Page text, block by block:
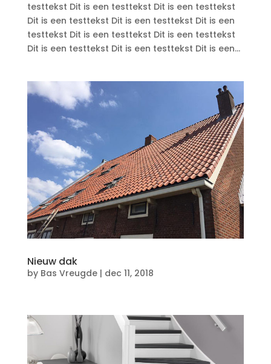
testtekst Dit is een testtekst Dit is een testtekst
Dit is een testtekst Dit is een testtekst Dit is een
testtekst Dit is een testtekst Dit is een testtekst
Dit is een testtekst Dit is een testtekst Dit is een...
Nieuw dak
by Bas Vreugde| dec 11, 2018